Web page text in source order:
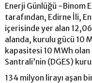
Enerji Günlüğü -Binom
tarafından, Edirne İli,
içerisinde yer alan
alanda, kurulu gücü 10
kapasitesi 10 MWh olan
Santrali’nin (DGES)
134 milyon lirayı aşan